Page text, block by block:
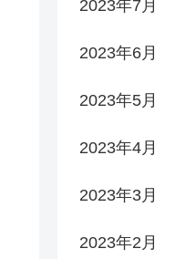
2023年7月
2023年6月
2023年5月
2023年4月
2023年3月
2023年2月